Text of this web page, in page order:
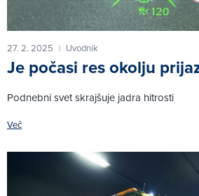
27. 2. 2025 | Uvodnik
Je počasi res okolju
Podnebni svet skrajšuje jadra hitrosti
Več